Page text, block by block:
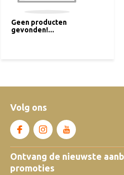
Geen producten
gevonden!...
Volg ons
Ontvang de nieuwste
promoties